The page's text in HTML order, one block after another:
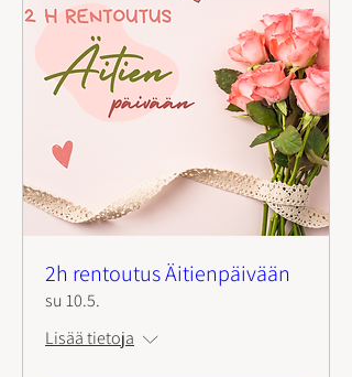
2h rentoutus Äitienpäivään
su 10.5.
Lisää tietoja